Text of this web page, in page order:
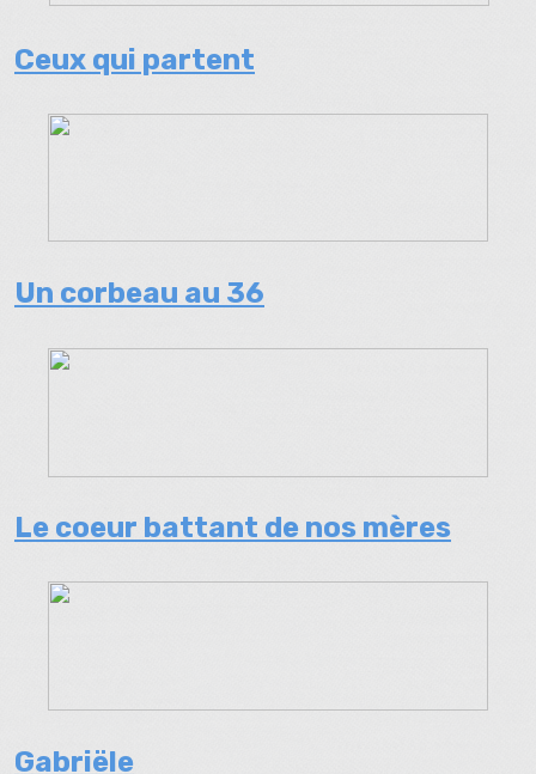
Ceux qui partent
Un corbeau au 36
Le coeur battant de nos mères
Gabriële